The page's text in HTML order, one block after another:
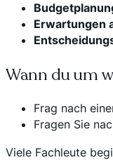
Erwartungen
Wann du um
Frag nach
Fragen Sie
Viele Fachleute